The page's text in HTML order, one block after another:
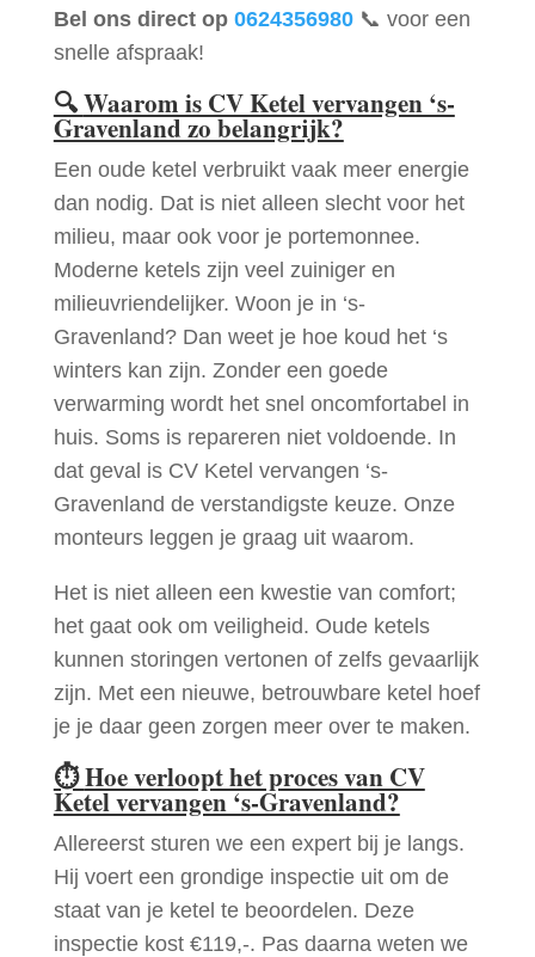
Bel ons direct op 0624356980📞 voor een
snelle afspraak!
🔍Waarom is CV Ketel vervangen ‘s-
Gravenland zo belangrijk?
Een oude ketel verbruikt vaak meer energie
dan nodig. Dat is niet alleen slecht voor het
milieu, maar ook voor je portemonnee.
Moderne ketels zijn veel zuiniger en
milieuvriendelijker. Woon je in ‘s-
Gravenland? Dan weet je hoe koud het ‘s
winters kan zijn. Zonder een goede
verwarming wordt het snel oncomfortabel in
huis. Soms is repareren niet voldoende. In
dat geval is CV Ketel vervangen ‘s-
Gravenland de verstandigste keuze. Onze
monteurs leggen je graag uit waarom.
Het is niet alleen een kwestie van comfort;
het gaat ook om veiligheid. Oude ketels
kunnen storingen vertonen of zelfs gevaarlijk
zijn. Met een nieuwe, betrouwbare ketel hoef
je je daar geen zorgen meer over te maken.
⏱Hoe verloopt het proces van CV
Ketel vervangen ‘s-Gravenland?
Allereerst sturen we een expert bij je langs.
Hij voert een grondige inspectie uit om de
staat van je ketel te beoordelen. Deze
inspectie kost €119,-. Pas daarna weten we